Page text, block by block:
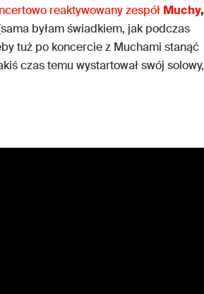
reaktywowany zespół Muchy,
byłam świadkiem, jak podczas
tuż po koncercie z Muchami stanąć
czas temu wystartował swój solowy,